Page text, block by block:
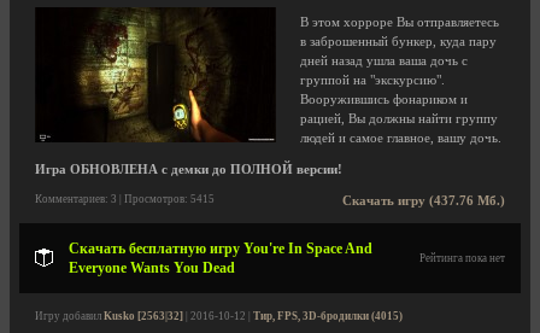
В этом хорроре Вы отправляетесь
в заброшенный бункер, куда пару
дней назад ушла ваша дочь с
группой на "экскурсию".
Вооружившись фонариком и
рацией, Вы должны найти группу
людей и самое главное, вашу дочь.
Игра ОБНОВЛЕНА с демки до ПОЛНОЙ версии!
Скачать игру (437.76 Мб.)
Комментариев: 3 | Просмотров: 5415
Скачать бесплатную игру You're In Space And
Everyone Wants You Dead
Рейтинга пока нет
Игру добавил Kusko [2563|32] | 2016-10-12 | Тир, FPS, 3D-бродилки (4015)